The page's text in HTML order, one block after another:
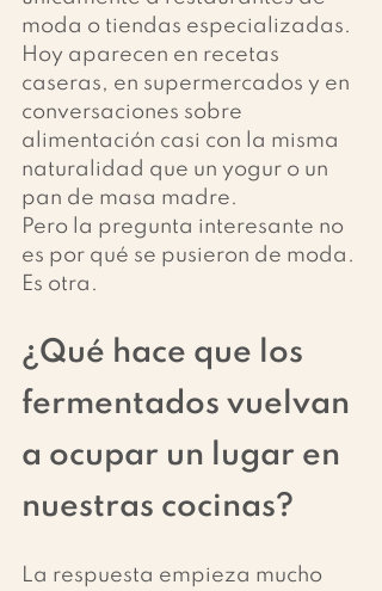
moda o tiendas especializadas.
Hoy aparecen en recetas
caseras, en supermercados y en
conversaciones sobre
alimentación casi con la misma
naturalidad que un yogur o un
pan de masa madre.
Pero la pregunta interesante no
es por qué se pusieron de moda.
Es otra.
¿Qué hace que los
fermentados vuelvan
a ocupar un lugar en
nuestras cocinas?
La respuesta empieza mucho